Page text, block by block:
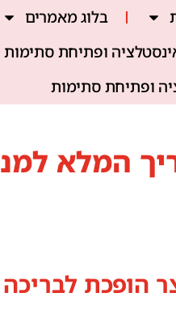
בלוג מאמרים
ופתיחת סתימות
ופתיחת סתימות
המלא
הופכת לבריכה